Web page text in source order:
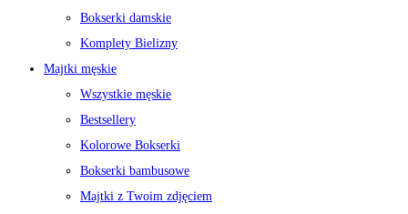
Bokserki damskie
Komplety Bielizny
Majtki męskie
Wszystkie męskie
Bestsellery
Kolorowe Bokserki
Bokserki bambusowe
Majtki z Twoim zdjęciem